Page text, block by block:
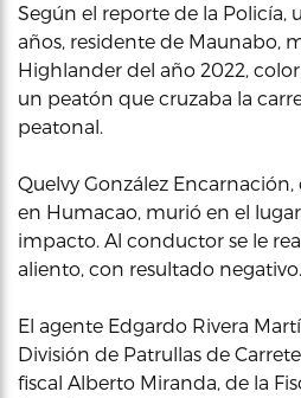
Según el reporte de la Policía,
años, residente de Maunabo,
Highlander del año 2022,
un peatón que cruzaba la
peatonal.
Quelvy González
en Humacao, murió en el
impacto. Al conductor se le
aliento, con resultado negativo.
El agente Edgardo Rivera
División de Patrullas de
fiscal Alberto Miranda, de la